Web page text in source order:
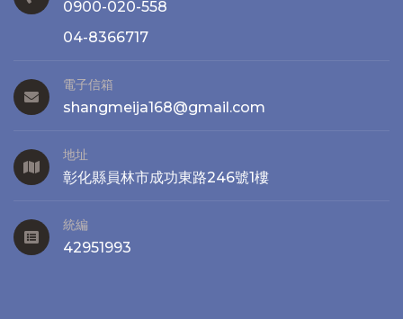
0900-020-558
04-8366717
電子信箱
shangmeija168@gmail.com
地址
彰化縣員林市成功東路246號1樓
統編
42951993